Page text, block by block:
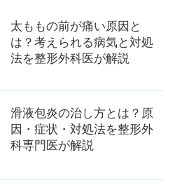
太ももの前が痛い原因と
は？考えられる病気と対処
法を整形外科医が解説
滑液包炎の治し方とは？原
因・症状・対処法を整形外
科専門医が解説